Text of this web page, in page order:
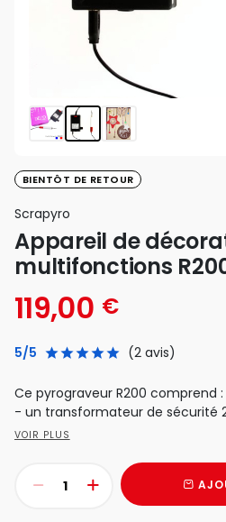
BIENTÔT DE RETOUR
Scrapyro
Appareil de
multifonctions
119,00 €
5/5 (2 avis)
Ce pyrograveur R200 comprend :
- un transformateur de sécurité
VOIR PLUS